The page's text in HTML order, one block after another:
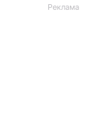
Реклама